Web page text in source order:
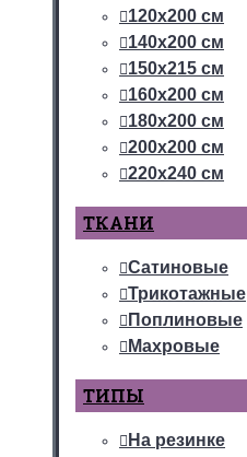
120х200 см
140х200 см
150х215 см
160х200 см
180х200 см
200х200 см
220х240 см
ТКАНИ
Сатиновые
Трикотажные
Поплиновые
Махровые
ТИПЫ
На резинке